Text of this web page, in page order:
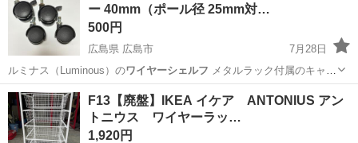
ー 40mm（ポール径 25mm対…
500円
広島県 広島市
7月28日
ルミナス（Luminous）のワイヤーシェルフ メタルラック付属のキャス
ターで…
広島 広島市 その他 ルミナス
F13【廃盤】IKEA イケア ANTONIUS アン
トニウス ワイヤーラッ…
1,920円